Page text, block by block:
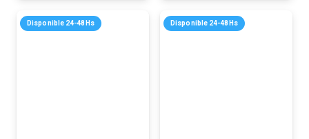
Disponible 24-48Hs Disponible 24-48Hs